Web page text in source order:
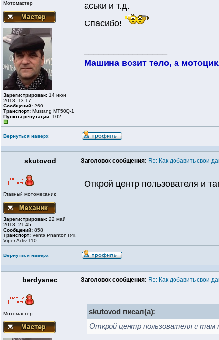
Мотомастер
Зарегистрирован: 14 июн
2013, 13:17
Сообщений: 260
Транспорт: Mustang MT50Q-1
Пункты репутации: 102
аськи и т.д.
Спасибо!
Машина возит тело, а
Вернуться наверх
skutovod Заголовок сообщения: Re: Как добавить свои
Главный мотомеханик
Зарегистрирован: 22 май
2013, 21:45
Сообщений: 858
Транспорт: Vento Phanton R4i,
Viper Activ 110
Открой центр пользователя и
Вернуться наверх
berdyanec Заголовок сообщения: Re: Как добавить свои
Мотомастер skutovod писал(а):
Открой центр пользователя и там